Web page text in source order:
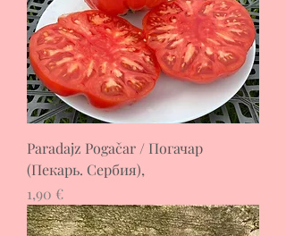
Paradajz Pogačar / Погачар
(Пекарь. Сербия),
Цена
1,90 €